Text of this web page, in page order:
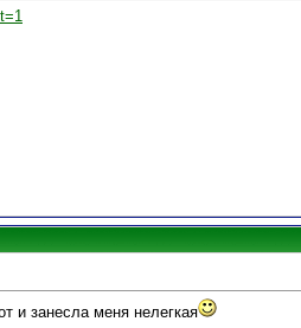
и занесла меня нелегкая